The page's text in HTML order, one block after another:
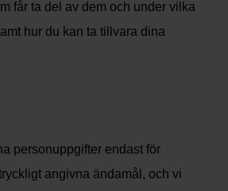
får ta del av dem och under vilka
hur du kan ta tillvara dina
personuppgifter endast för
angivna ändamål, och vi